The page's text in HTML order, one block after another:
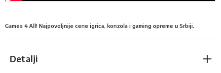
Games 4 All! Najpovoljnije cene igrica, konzola i gaming opreme u Srbiji.
Detalji